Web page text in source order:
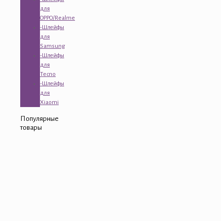
для
OPPO/Realme
-Шлейфы
для
Samsung
-Шлейфы
для
Tecno
-Шлейфы
для
Xiaomi
Популярные
товары